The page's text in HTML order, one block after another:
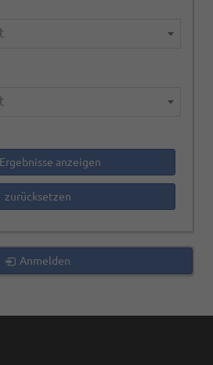
Ergebnisse anzeigen
zurücksetzen
Anmelden